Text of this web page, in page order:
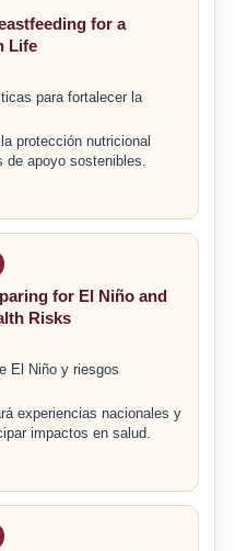
for a
Life
para fortalecer la
protección nutricional
apoyo sostenibles.
for El Niño and
Risks
El Niño y riesgos
experiencias nacionales y
impactos en salud.